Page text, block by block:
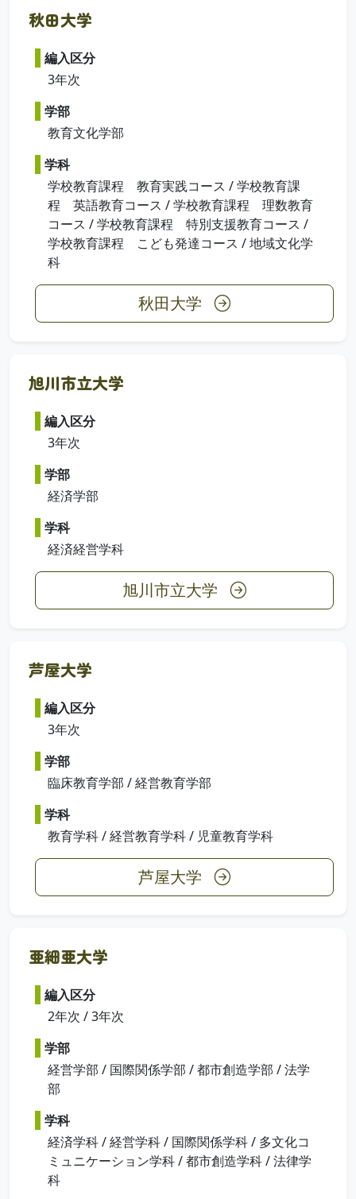
秋田大学
編入区分
3年次
学部
教育文化学部
学科
学校教育課程 教育実践コース / 学校教育課
程 英語教育コース / 学校教育課程 理数教育
コース / 学校教育課程 特別支援教育コース /
学校教育課程 こども発達コース / 地域文化学
科
秋田大学
旭川市立大学
編入区分
3年次
学部
経済学部
学科
経済経営学科
旭川市立大学
芦屋大学
編入区分
3年次
学部
臨床教育学部 / 経営教育学部
学科
教育学科 / 経営教育学科 / 児童教育学科
芦屋大学
亜細亜大学
編入区分
2年次 / 3年次
学部
経営学部 / 国際関係学部 / 都市創造学部 / 法学
部
学科
経済学科 / 経営学科 / 国際関係学科 / 多文化コ
ミュニケーション学科 / 都市創造学科 / 法律学
科